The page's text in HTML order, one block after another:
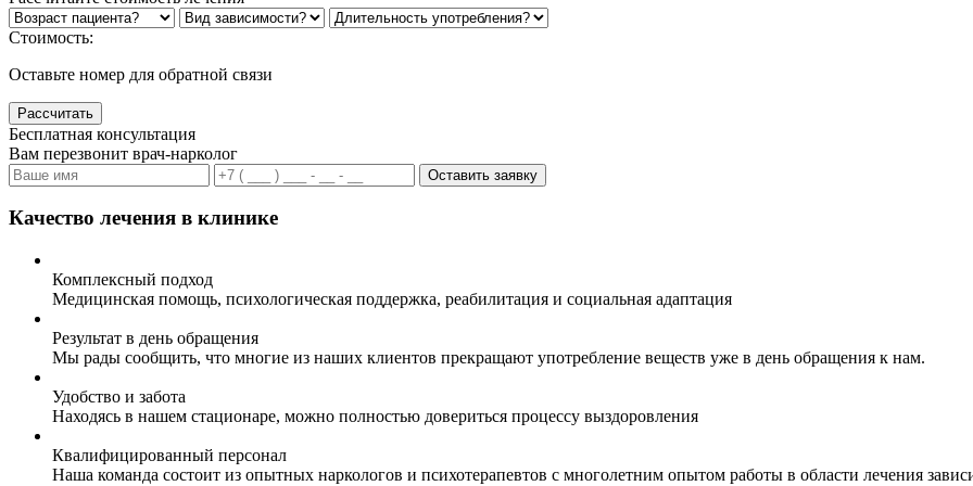
Стоимость:
Оставьте номер для обратной связи
Рассчитать
Бесплатная консультация
Вам перезвонит врач-нарколог
Оставить заявку
Качество лечения в клинике
Комплексный подход
Медицинская помощь, психологическая поддержка, реабилитация и социальная адаптация
Результат в день обращения
Мы рады сообщить, что многие из наших клиентов прекращают употребление веществ уже в день обращения к нам.
Удобство и забота
Находясь в нашем стационаре, можно полностью довериться процессу выздоровления
Квалифицированный персонал
Наша команда состоит из опытных наркологов и психотерапевтов с многолетним опытом работы в области лечения